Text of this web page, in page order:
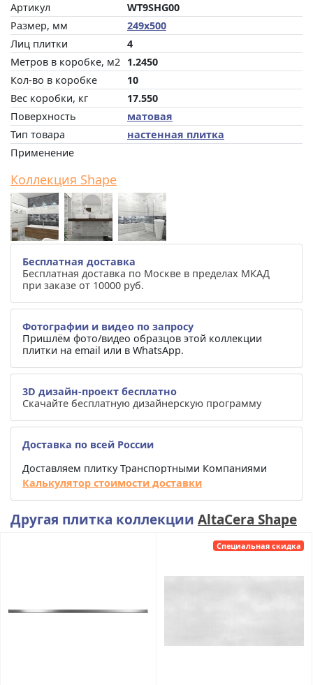
Артикул
WT9SHG00
Размер, мм
249x500
Лиц плитки
4
Метров в коробке, м2 1.2450
Кол-во в коробке
10
Вес коробки, кг
17.550
Поверхность
матовая
Тип товара
настенная плитка
Применение
Коллекция Shape
Бесплатная доставка
Бесплатная доставка по Москве в пределах МКАД
при заказе от 10000 руб.
Фотографии и видео по запросу
Пришлём фото/видео образцов этой коллекции
плитки на email или в WhatsApp.
3D дизайн-проект бесплатно
Скачайте бесплатную дизайнерскую программу
Доставка по всей России
Доставляем плитку Транспортными Компаниями
Калькулятор стоимости доставки
Другая плитка коллекции AltaCera Shape
Специальная скидка